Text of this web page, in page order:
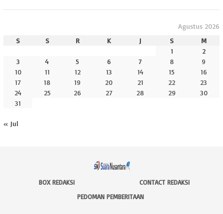
Agustus 2026
S
S R K J S
M
1
2
3
4 5 6 7 8
9
10
11 12 13 14 15
16
17
18 19 20 21 22
23
24
25 26 27 28 29
30
31
« Jul
BOX REDAKSI
CONTACT REDAKSI
PEDOMAN PEMBERITAAN